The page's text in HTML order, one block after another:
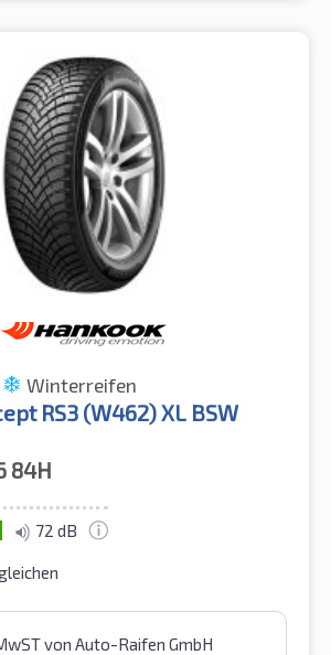
Winterreifen
RS3 (W462) XL BSW
84H
72 dB
von Auto-Raifen GmbH